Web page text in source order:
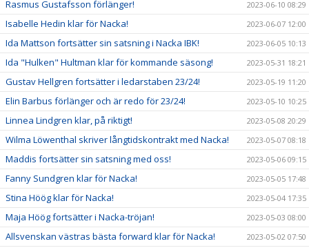
Rasmus Gustafsson förlänger! 2023-06-10 08:29
Isabelle Hedin klar för Nacka! 2023-06-07 12:00
Ida Mattson fortsätter sin satsning i Nacka IBK! 2023-06-05 10:13
Ida "Hulken" Hultman klar för kommande säsong! 2023-05-31 18:21
Gustav Hellgren fortsätter i ledarstaben 23/24! 2023-05-19 11:20
Elin Barbus förlänger och är redo för 23/24! 2023-05-10 10:25
Linnea Lindgren klar, på riktigt! 2023-05-08 20:29
Wilma Löwenthal skriver långtidskontrakt med Nacka! 2023-05-07 08:18
Maddis fortsätter sin satsning med oss! 2023-05-06 09:15
Fanny Sundgren klar för Nacka! 2023-05-05 17:48
Stina Höög klar för Nacka! 2023-05-04 17:35
Maja Höög fortsätter i Nacka-tröjan! 2023-05-03 08:00
Allsvenskan västras bästa forward klar för Nacka! 2023-05-02 07:50